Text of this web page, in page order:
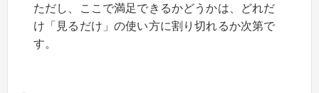
ただし、ここで満足できるかどうかは、どれだ
け「見るだけ」の使い方に割り切れるか次第で
す。